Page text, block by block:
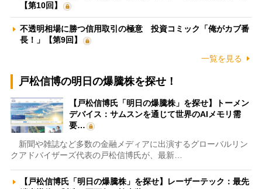
【第10回】
不透明相場に勝つ信用取引の極意 投資コミック「俺がカブ番
長！」【第9回】
一覧を見る
戸松信博の明日の爆騰株を探せ！
【戸松信博氏「明日の爆騰株」を探せ】トーメン
デバイス：サムスンを通じて世界のAIメモリ需
要…
新聞や雑誌など多数の金融メディアに出演するグローバルリン
クアドバイザーズ代表の戸松信博氏が、最新…
【戸松信博氏「明日の爆騰株」を探せ】レーザーテック：最先